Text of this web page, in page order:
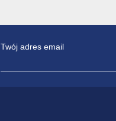
Twój adres email